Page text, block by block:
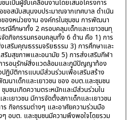
นเป็นผู้ขับเคลื่อนงานโดยเสนอโครงการ
อสนับสนุนงบประมาณจากเทศบาล ดำเนิน
องหน่วยงาน องค์กรในชุมชน การพัฒนา
ณีศึกษาทั้ง 2 ครอบคลุมเด็กและเยาวชนทุ
ดกิจกรรมครอบคลุมทั้ง 6 ด้าน คือ 1) การ
เสริมคุณธรรมจริยธรรม 3) การศึกษาและ
ริมสุขภาพและอนามัย 5) การส่งเสริมกีฬา
ารอนุรักษ์สิ่งแวดล้อมและภูมิปัญญาท้อง
ปฏิบัติการแบบมีส่วนร่วมเพื่อเสริมสร้าง
ฒนาเด็กและเยาวชน ของ อบต.และชุมชน
ชนเกิดความตระหนักและมีส่วนร่วมใน
เยาวชน มีการจัดตั้งสภาเด็กและเยาวชน
ร กิจกรรมต่างๆ และอาศัยความร่วมมือ
อบต. และชุมชนมีความพึงพอใจโดยรวม